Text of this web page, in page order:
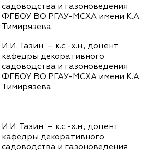
садоводства и газоноведения
ФГБОУ ВО РГАУ-МСХА имени К.А.
Тимирязева.
И.И. Тазин – к.с.-х.н., доцент
кафедры декоративного
садоводства и газоноведения
ФГБОУ ВО РГАУ-МСХА имени К.А.
Тимирязева.
И.И. Тазин – к.с.-х.н., доцент
кафедры декоративного
садоводства и газоноведения